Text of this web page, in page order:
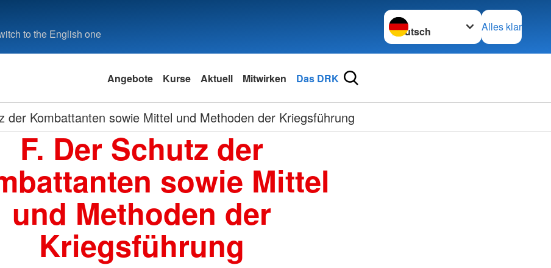
to the English one
Sprache wechseln zu
Alles klar
Angebote Kurse Aktuell Mitwirken Das DRK
der Kombattanten sowie Mittel und Methoden der Kriegsführung
F. Der Schutz der
sowie Mittel
und Methoden der
Kriegsführung